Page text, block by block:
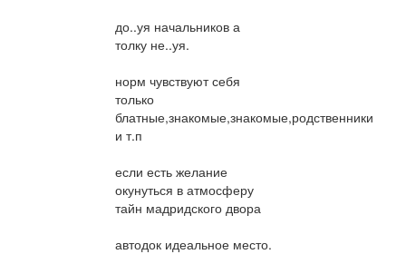
до..уя начальников а
толку не..уя.
норм чувствуют себя
только
блатные,знакомые,знакомые,родственники
и т.п
если есть желание
окунуться в атмосферу
тайн мадридского двора
автодок идеальное место.